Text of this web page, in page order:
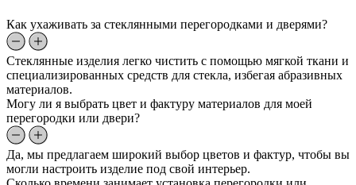
Как ухаживать за стеклянными перегородками и дверями?
Стеклянные изделия легко чистить с помощью мягкой ткани и
специализированных средств для стекла, избегая абразивных
материалов.
Могу ли я выбрать цвет и фактуру материалов для моей
перегородки или двери?
Да, мы предлагаем широкий выбор цветов и фактур, чтобы вы
могли настроить изделие под свой интерьер.